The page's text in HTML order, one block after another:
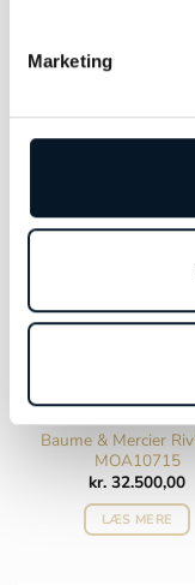
MarketingLÆS MERE
Baume & Mercier
MOA10715
kr. 32.500,00
LÆS MERE